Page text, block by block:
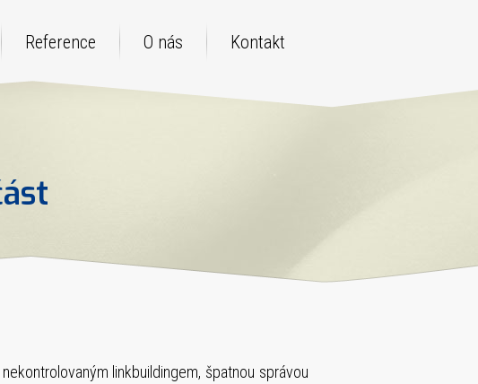
Reference O nás Kontakt
linkbuildingem, špatnou správou